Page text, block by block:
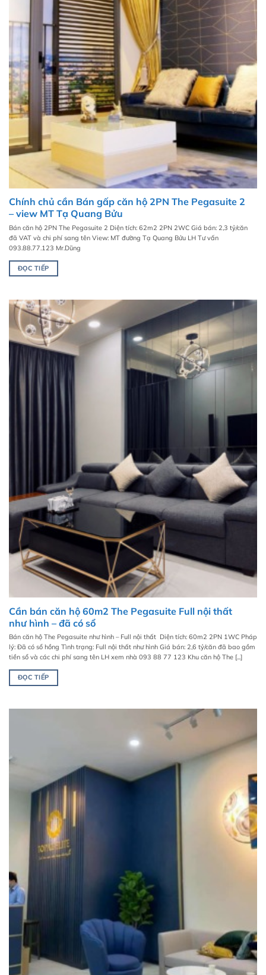
Chính chủ cần Bán gấp căn hộ 2PN The Pegasuite 2
– view MT Tạ Quang Bửu
Bán căn hộ 2PN The Pegasuite 2 Diện tích: 62m2 2PN 2WC Giá bán: 2,3 tỷ/căn
đã VAT và chi phí sang tên View: MT đường Tạ Quang Bửu LH Tư vấn
093.88.77.123 Mr.Dũng
ĐỌC TIẾP
Cần bán căn hộ 60m2 The Pegasuite Full nội thất
như hình – đã có sổ
Bán căn hộ The Pegasuite như hình – Full nội thất Diện tích: 60m2 2PN 1WC Pháp
lý: Đã có sổ hồng Tình trạng: Full nội thất như hình Giá bán: 2,6 tỷ/căn đã bao gồm
tiền sổ và các chi phí sang tên LH xem nhà 093 88 77 123 Khu căn hộ The [...]
ĐỌC TIẾP